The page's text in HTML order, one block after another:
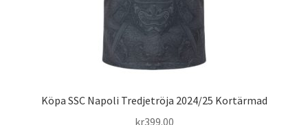
Köpa SSC Napoli Tredjetröja 2024/25 Kortärmad
kr399.00